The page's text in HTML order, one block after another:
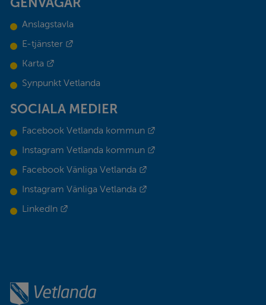
Anslagstavla
E-tjänster
Karta
Synpunkt Vetlanda
SOCIALA MEDIER
Facebook Vetlanda kommun
Instagram Vetlanda kommun
Facebook Vänliga Vetlanda
Instagram Vänliga Vetlanda
LinkedIn